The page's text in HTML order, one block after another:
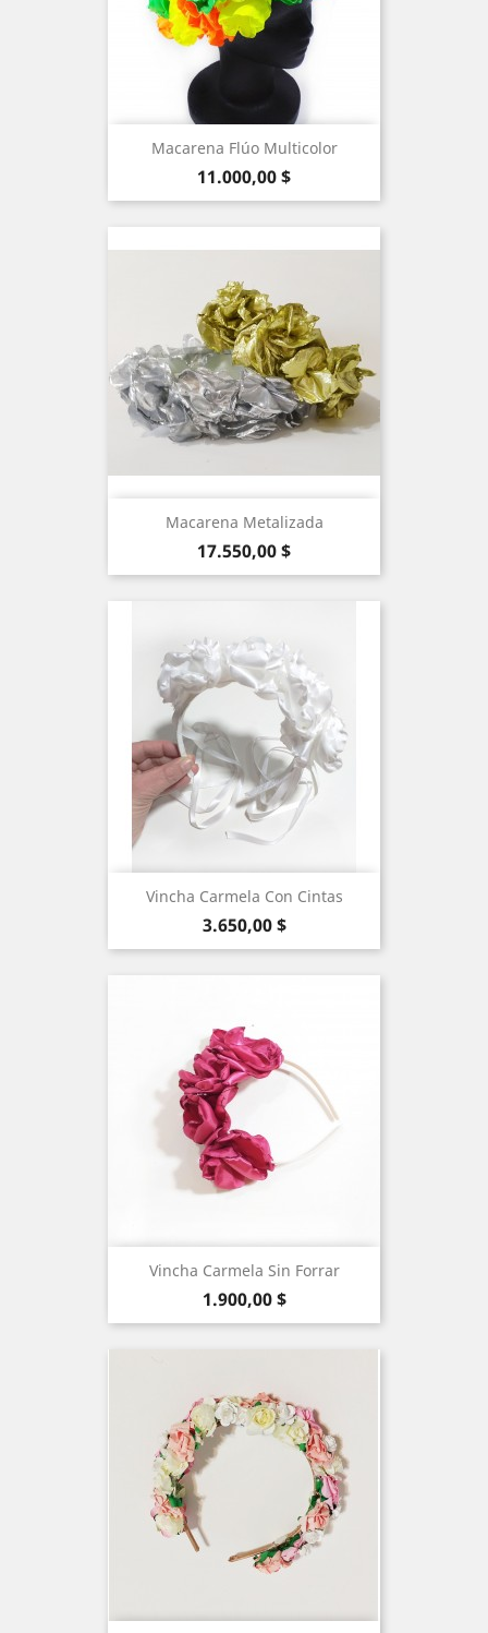
Macarena Flúo Multicolor
Precio
11.000,00 $
Macarena Metalizada
Precio
17.550,00 $
Vincha Carmela Con Cintas
Precio
3.650,00 $
Vincha Carmela Sin Forrar
Precio
1.900,00 $